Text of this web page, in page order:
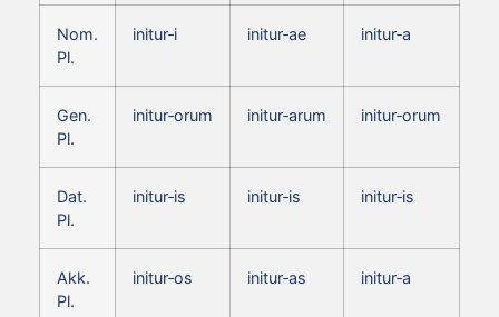
Nom.
Pl.
initur‑i initur‑ae initur‑a
Gen.
Pl.
initur‑orum initur‑arum initur‑orum
Dat.
Pl.
initur‑is initur‑is initur‑is
Akk.
Pl.
initur‑os initur‑as initur‑a